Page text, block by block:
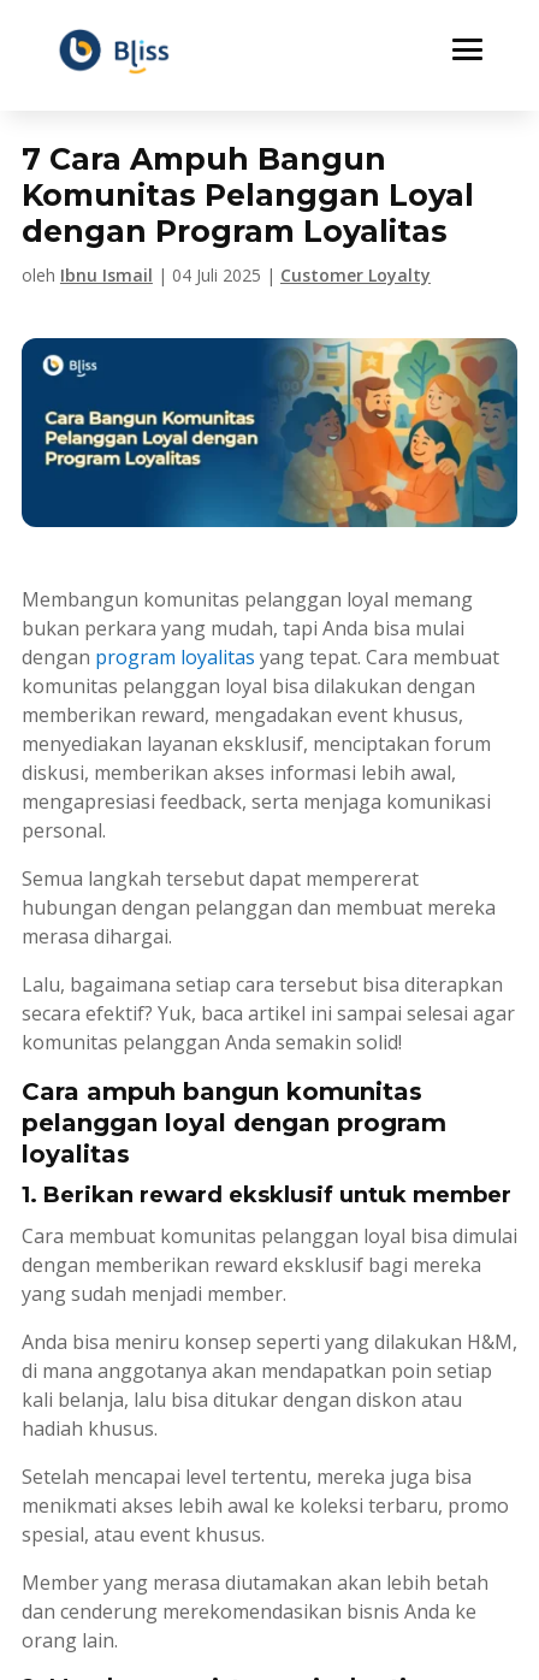
7 Cara Ampuh Bangun
Komunitas Pelanggan Loyal
dengan Program Loyalitas
oleh Ibnu Ismail | 04 Juli 2025 | Customer Loyalty
Membangun komunitas pelanggan loyal memang
bukan perkara yang mudah, tapi Anda bisa mulai
dengan program loyalitas yang tepat. Cara membuat
komunitas pelanggan loyal bisa dilakukan dengan
memberikan reward, mengadakan event khusus,
menyediakan layanan eksklusif, menciptakan forum
diskusi, memberikan akses informasi lebih awal,
mengapresiasi feedback, serta menjaga komunikasi
personal.
Semua langkah tersebut dapat mempererat
hubungan dengan pelanggan dan membuat mereka
merasa dihargai.
Lalu, bagaimana setiap cara tersebut bisa diterapkan
secara efektif? Yuk, baca artikel ini sampai selesai agar
komunitas pelanggan Anda semakin solid!
Cara ampuh bangun komunitas
pelanggan loyal dengan program
loyalitas
1. Berikan reward eksklusif untuk member
Cara membuat komunitas pelanggan loyal bisa dimulai
dengan memberikan reward eksklusif bagi mereka
yang sudah menjadi member.
Anda bisa meniru konsep seperti yang dilakukan H&M,
di mana anggotanya akan mendapatkan poin setiap
kali belanja, lalu bisa ditukar dengan diskon atau
hadiah khusus.
Setelah mencapai level tertentu, mereka juga bisa
menikmati akses lebih awal ke koleksi terbaru, promo
spesial, atau event khusus.
Member yang merasa diutamakan akan lebih betah
dan cenderung merekomendasikan bisnis Anda ke
orang lain.